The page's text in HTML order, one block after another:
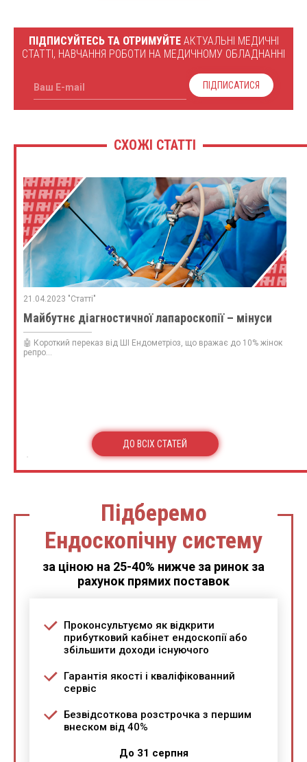
ПІДПИСУЙТЕСЬ ТА ОТРИМУЙТЕАКТУАЛЬНІ МЕДИЧНІ
СТАТТІ, НАВЧАННЯ РОБОТИ НА МЕДИЧНОМУ ОБЛАДНАННІ
Ваш E-mail ПІДПИСАТИСЯ
СХОЖІ СТАТТІ
21.04.2023 "Статті"
Майбутнє діагностичної лапароскопії – мінуси
🤖 Короткий переказ від ШІ Ендометріоз, що вражає до 10% жінок
репро...
ДО ВСІХ СТАТЕЙ
Підберемо
Ендоскопічну систему
за ціною на 25-40% нижче за ринок за
рахунок прямих поставок
Проконсультуємо як відкрити
прибутковий кабінет ендоскопії або
збільшити доходи існуючого
Гарантія якості і кваліфікованний
сервіс
Безвідсоткова розстрочка з першим
внеском від 40%
До 31 серпня